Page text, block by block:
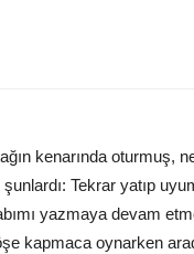
kenarında oturmuş,
Tekrar yatıp
yazmaya devam
kapmaca oynarken